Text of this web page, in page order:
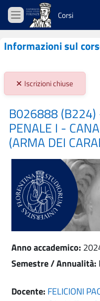
Vai al contenuto principale
Pannello laterale
Corsi
Informazioni sul
Stato iscrizioni:
Iscrizioni chiuse
B026888 (B224)
PENALE I -
(ARMA DEI
Anno accademico:
Semestre / Annualità:
Docente: FELICIONI